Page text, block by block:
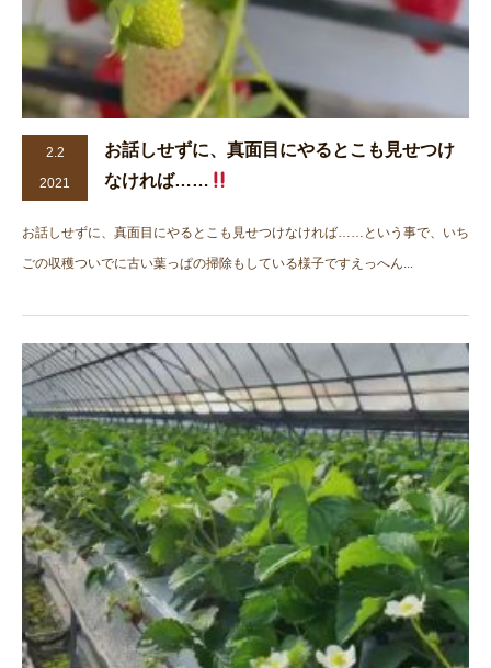
2.2
2021
お話しせずに、真面目にやるとこも見せつけ
なければ……
お話しせずに、真面目にやるとこも見せつけなければ……という事で、いち
ごの収穫ついでに古い葉っぱの掃除もしている様子ですえっへん...